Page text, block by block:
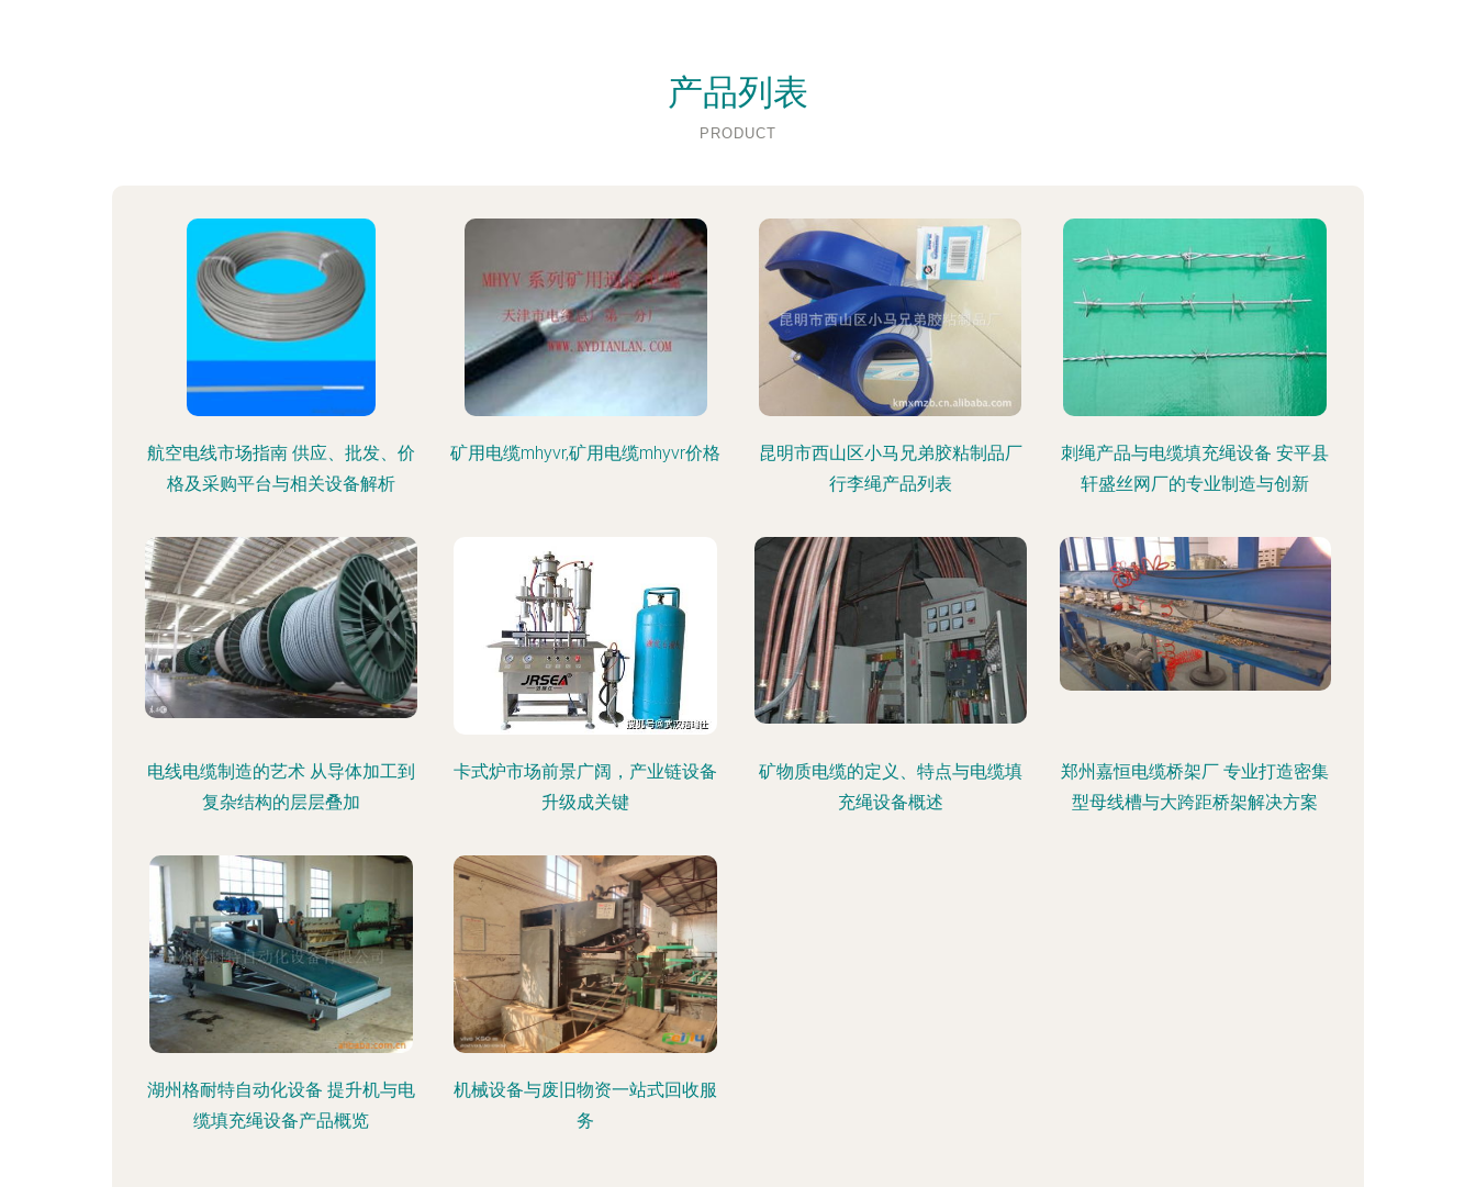
产品列表
PRODUCT
航空电线市场指南 供应、批发、价
格及采购平台与相关设备解析
矿用电缆mhyvr,矿用电缆mhyvr价格
昆明市西山区小马兄弟胶粘制品厂
行李绳产品列表
刺绳产品与电缆填充绳设备 安平县
轩盛丝网厂的专业制造与创新
电线电缆制造的艺术 从导体加工到
复杂结构的层层叠加
卡式炉市场前景广阔，产业链设备
升级成关键
矿物质电缆的定义、特点与电缆填
充绳设备概述
郑州嘉恒电缆桥架厂 专业打造密集
型母线槽与大跨距桥架解决方案
湖州格耐特自动化设备 提升机与电
缆填充绳设备产品概览
机械设备与废旧物资一站式回收服
务